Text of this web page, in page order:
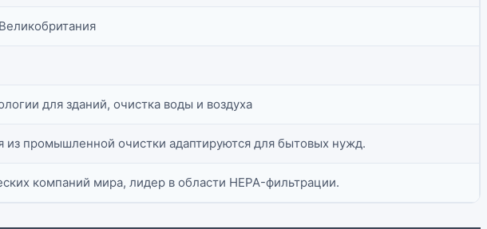
для зданий, очистка воды и воздуха
из промышленной очистки адаптируются для бытовых нужд.
компаний мира, лидер в области HEPA-фильтрации.